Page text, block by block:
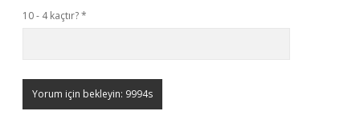
10 - 4 kaçtır?*